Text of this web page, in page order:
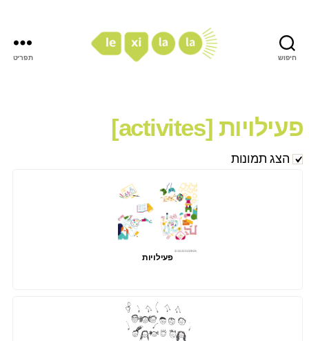
חיפוש תפריט
פעילויות [activites]
הצג תמונות
פעילויות